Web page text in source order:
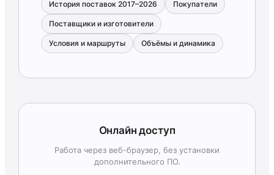
История поставок 2017–2026 Покупатели
Поставщики и изготовители
Условия и маршруты Объёмы и динамика
Онлайн доступ
Работа через веб-браузер, без установки
дополнительного ПО.